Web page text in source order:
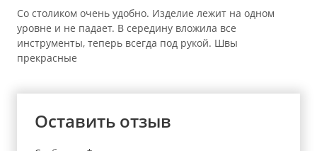
Со столиком очень удобно. Изделие лежит на одном
уровне и не падает. В середину вложила все
инструменты, теперь всегда под рукой. Швы
прекрасные
Оставить отзыв